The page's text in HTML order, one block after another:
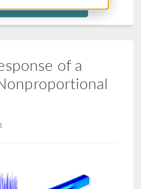
Filtra
of a